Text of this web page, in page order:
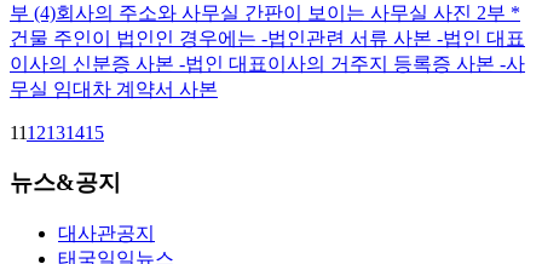
부 (4)회사의 주소와 사무실 간판이 보이는 사무실 사진 2부 *
건물 주인이 법인인 경우에는 -법인관련 서류 사본 -법인 대표
이사의 신분증 사본 -법인 대표이사의 거주지 등록증 사본 -사
무실 임대차 계약서 사본
1112131415
뉴스&공지
대사관공지
태국일일뉴스